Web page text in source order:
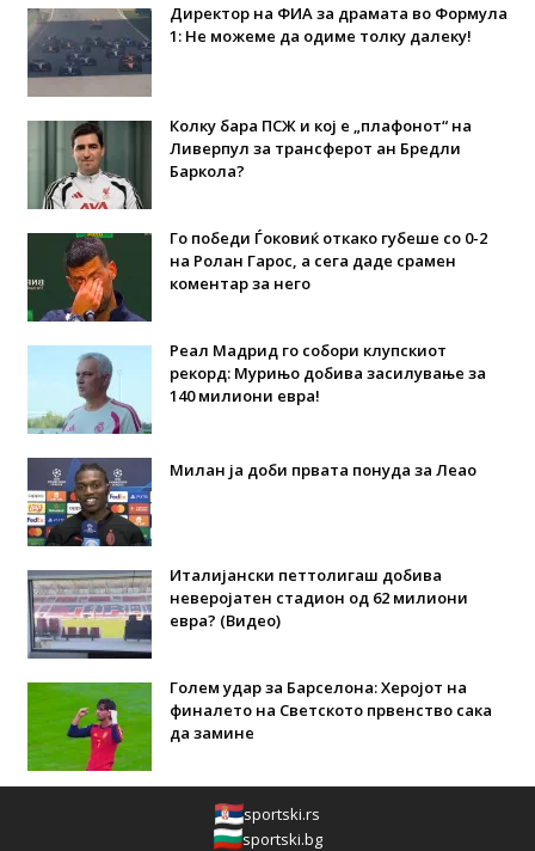
Директор на ФИА за драмата во Формула
1: Не можеме да одиме толку далеку!
Колку бара ПСЖ и кој е „плафонот“ на
Ливерпул за трансферот ан Бредли
Баркола?
Го победи Ѓоковиќ откако губеше со 0-2
на Ролан Гарос, а сега даде срамен
коментар за него
Реал Мадрид го собори клупскиот
рекорд: Мурињо добива засилување за
140 милиони евра!
Милан ја доби првата понуда за Леао
Италијански петтолигаш добива
неверојатен стадион од 62 милиони
евра? (Видео)
Голем удар за Барселона: Херојот на
финалето на Светското првенство сака
да замине
sportski.rs
sportski.bg